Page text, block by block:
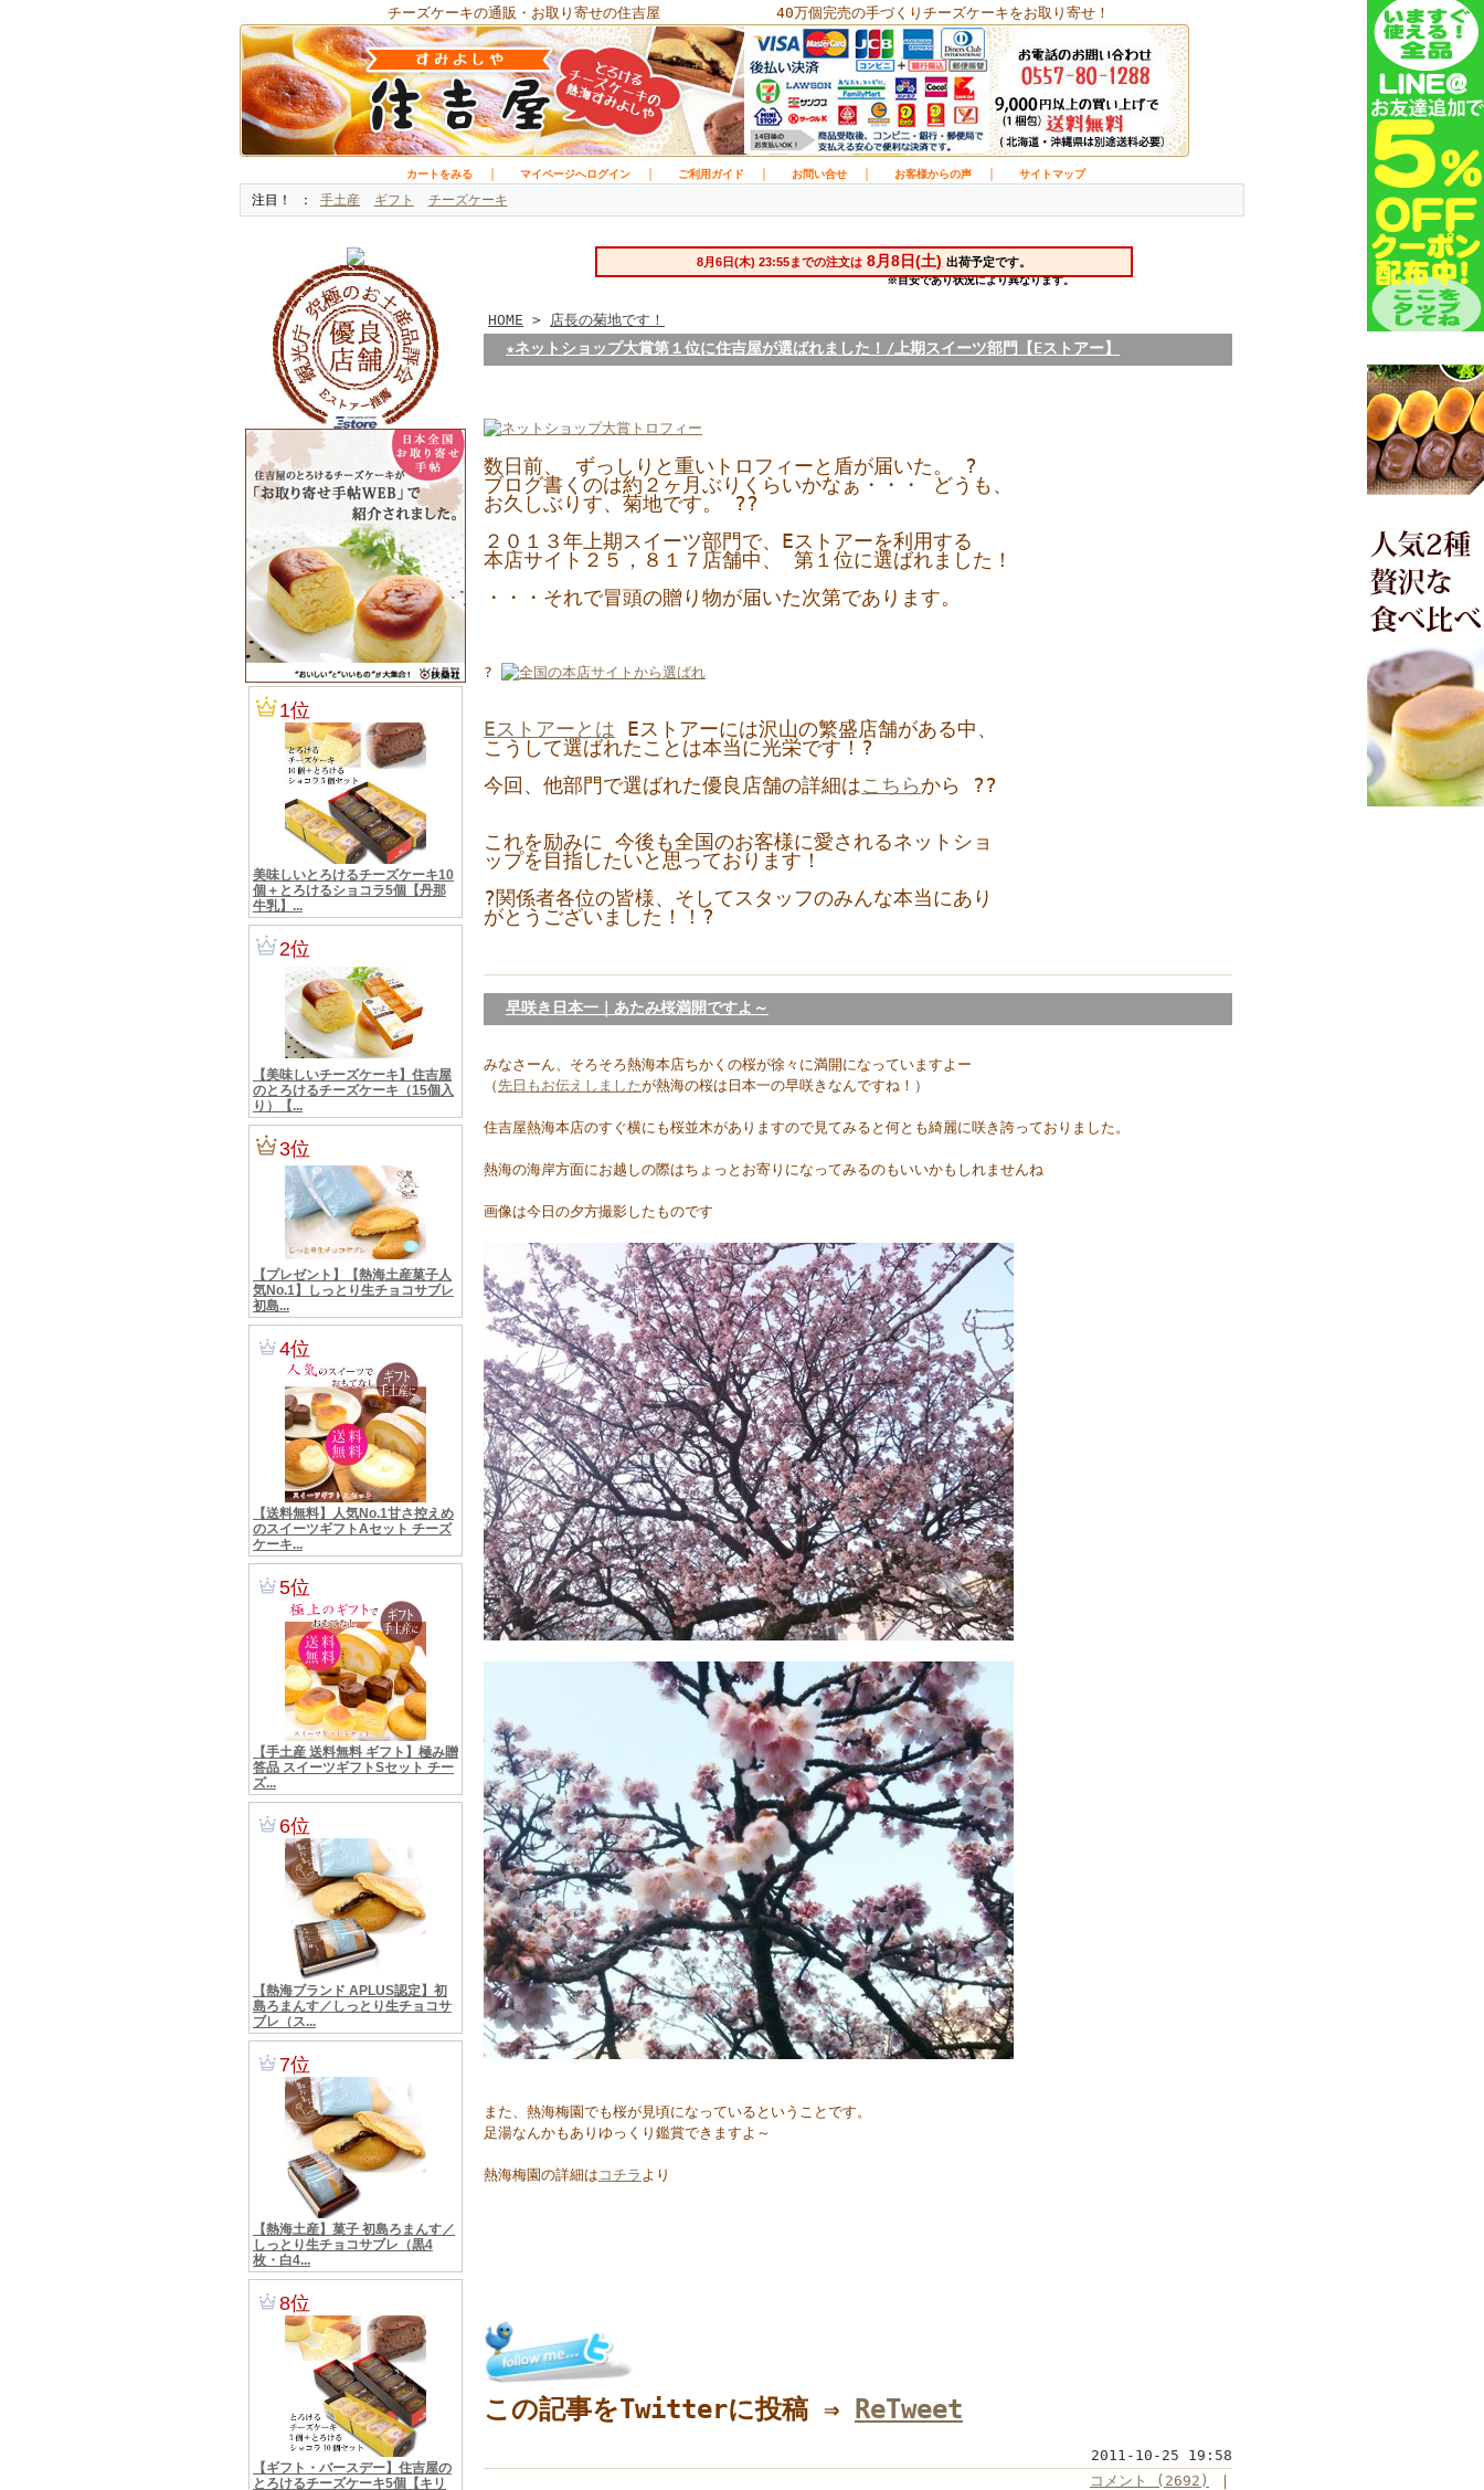
チーズケーキの通販・お取り寄せの住吉屋 40万個完売の手づくりチーズケーキをお取り寄せ！
カートをみる マイページへログイン ご利用ガイド お問い合せ お客様からの声 サイトマップ
注目！ 手土産 ギフト チーズケーキ
HOME > 店長の菊地です！
★ネットショップ大賞第１位に住吉屋が選ばれました！/上期スイーツ部門【Eストアー】
数日前、 ずっしりと重いトロフィーと盾が届いた。 ?
ブログ書くのは約２ヶ月ぶりくらいかなぁ・・・ どうも、
お久しぶりす、菊地です。 ??
２０１３年上期スイーツ部門で、Eストアーを利用する
本店サイト２５， ８１７店舗中、 第１位に選ばれました！
・・・それで冒頭の贈り物が届いた次第であります。
?
Eス トアーとは Eストアーには沢山の繁盛店舗がある中、
こうして選ばれたことは本当に光栄です！?
今回、他部門で選ばれた優良店舗の詳細はこちらから ??
これを励みに 今後も全国のお客様に愛されるネットショ
ップを目指したいと思っております！
?関係者各位の皆様、そしてスタッフのみんな本当にあり
がとうございました！！?
早咲き日本一｜あたみ桜満開ですよ～
みなさーん、そろそろ熱海本店ちかくの桜が徐々に満開になっていますよー
（先日もお伝えしましたが熱海の桜は日本一の早咲きなんですね！）
住吉屋熱海本店のすぐ横にも桜並木がありますので見てみると何とも綺麗に咲き誇っておりました。
熱海の海岸方面にお越しの際はちょっとお寄りになってみるのもいいかもしれませんね
画像は今日の夕方撮影したものです
また、熱海梅園でも桜が見頃になっているということです。
足湯なんかもありゆっくり鑑賞できますよ～
熱海梅園の詳細は コチラ より
この記事をTwitterに投稿 ⇒ ReTweet
2011-10-25 19:58
コメント (2692)
｜